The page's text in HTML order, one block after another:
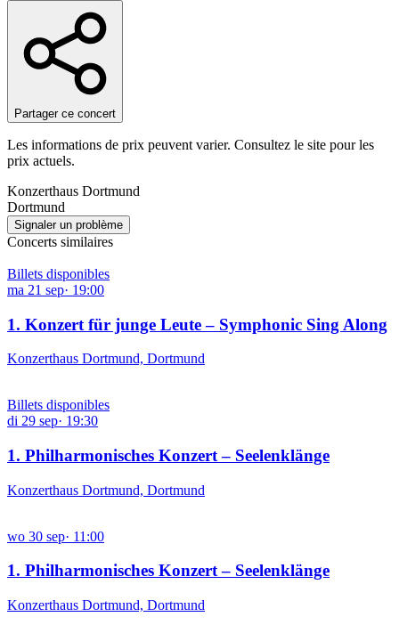
Partager ce concert
Les informations de prix peuvent varier. Consultez le site pour les
prix actuels.
Konzerthaus Dortmund
Dortmund
Signaler un problème
Concerts similaires
Billets disponibles
ma 21 sep· 19:00
1. Konzert für junge Leute – Symphonic Sing Along
Konzerthaus Dortmund, Dortmund
Billets disponibles
di 29 sep· 19:30
1. Philharmonisches Konzert – Seelenklänge
Konzerthaus Dortmund, Dortmund
wo 30 sep· 11:00
1. Philharmonisches Konzert – Seelenklänge
Konzerthaus Dortmund, Dortmund